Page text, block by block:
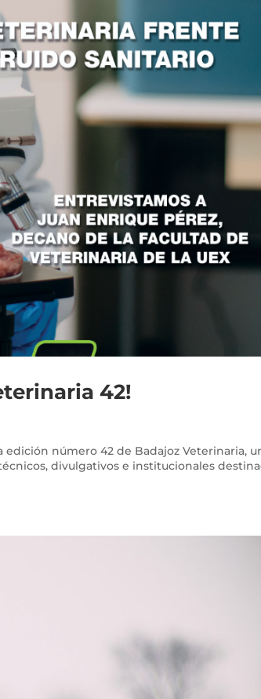
42!
número 42 de Badajoz Veterinaria,
divulgativos e institucionales